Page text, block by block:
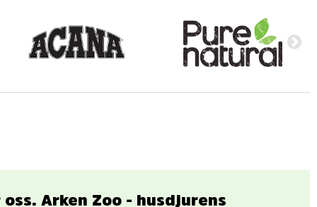
Arken Zoo - husdjurens